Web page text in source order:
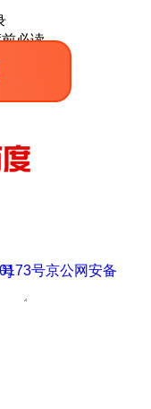
必读
号
号